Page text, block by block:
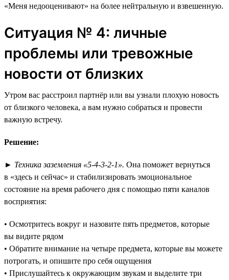
«Меня недооценивают» на более нейтральную и взвешенную.
Ситуация № 4: личные
проблемы или тревожные
новости от близких
Утром вас расстроил партнёр или вы узнали плохую новость
от близкого человека, а вам нужно собраться и провести
важную встречу.
Решение:
► Техника заземления «5-4-3-2-1». Она поможет вернуться
в «здесь и сейчас» и стабилизировать эмоциональное
состояние на время рабочего дня с помощью пяти каналов
восприятия:
• Осмотритесь вокруг и назовите пять предметов, которые
вы видите рядом
• Обратите внимание на четыре предмета, которые вы можете
потрогать, и опишите про себя ощущения
• Прислушайтесь к окружающим звукам и выделите три